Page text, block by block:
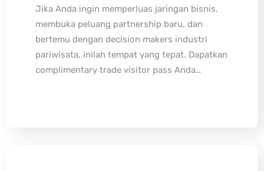
Jika Anda ingin memperluas jaringan bisnis,
membuka peluang partnership baru, dan
bertemu dengan decision makers industri
pariwisata, inilah tempat yang tepat. Dapatkan
complimentary trade visitor pass Anda…